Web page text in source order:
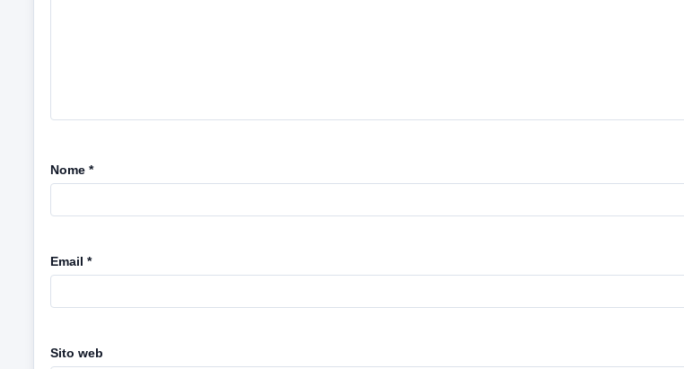
Nome *
Email *
Sito web